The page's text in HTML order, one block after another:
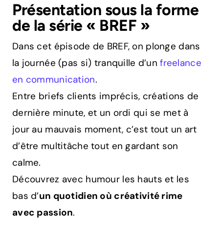
Présentation sous la forme
de la série « BREF »
Dans cet épisode de BREF, on plonge dans
la journée (pas si) tranquille d’unfreelance
en communication.
Entre briefs clients imprécis, créations de
dernière minute, et un ordi qui se met à
jour au mauvais moment, c’est tout un art
d’être multitâche tout en gardant son
calme.
Découvrez avec humour les hauts et les
bas d’un quotidien où créativité rime
avec passion.